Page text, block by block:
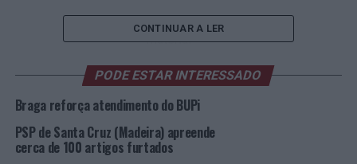
Mais
material
(Foto:
PSP)
Face ao exposto, foram ambos detidos e presentes ao
Tribunal Judicial da Comarca de Braga, sendo que a um
deles determinou a medida de coação de prisão
CONTINUAR A LER
PODE ESTAR INTERESSADO
Braga reforça atendimento do BUPi
PSP de Santa Cruz (Madeira) apreende
cerca de 100 artigos furtados